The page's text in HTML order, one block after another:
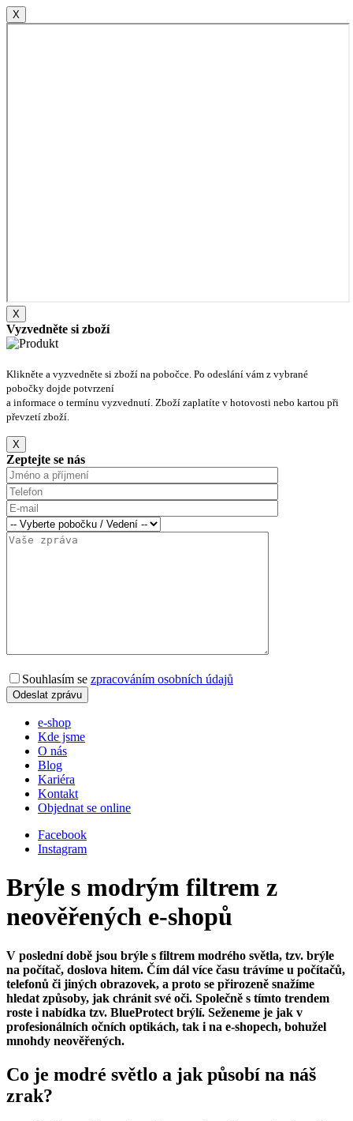
X
X
Vyzvedněte si zboží
Klikněte a vyzvedněte si zboží na pobočce. Po odeslání vám z vybrané
pobočky dojde potvrzení
a informace o termínu vyzvednutí. Zboží zaplatíte v hotovosti nebo kartou při
převzetí zboží.
X
Zeptejte se nás
Souhlasím se zpracováním osobních údajů
e-shop
Kde jsme
O nás
Blog
Kariéra
Kontakt
Objednat se online
Facebook
Instagram
Brýle s modrým filtrem z
neověřených e-shopů
V poslední době jsou brýle s filtrem modrého světla, tzv. brýle
na počítač, doslova hitem. Čím dál více času trávíme u počítačů,
telefonů či jiných obrazovek, a proto se přirozeně snažíme
hledat způsoby, jak chránit své oči. Společně s tímto trendem
roste i nabídka tzv. BlueProtect brýlí. Seženeme je jak v
profesionálních očních optikách, tak i na e-shopech, bohužel
mnohdy neověřených.
Co je modré světlo a jak působí na náš
zrak?